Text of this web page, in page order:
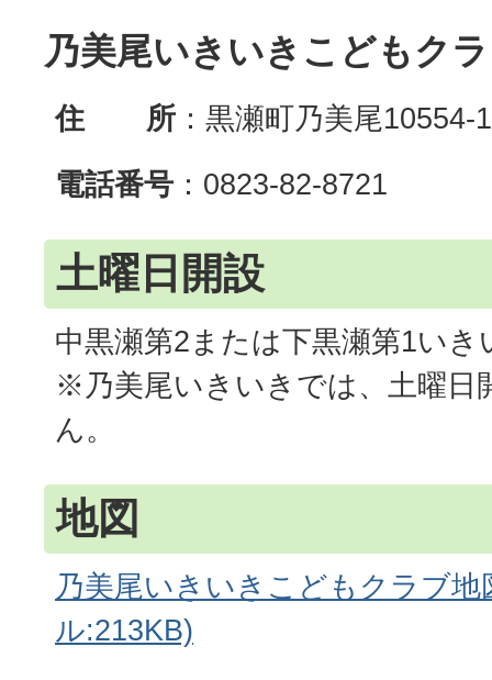
乃美尾いきいきこどもク
住 所 ：黒瀬町乃美尾10554-1
電話番号 ：0823-82-8721
土曜日開設
中黒瀬第2または下黒瀬第1い
※乃美尾いきいきでは、土曜日
ん。
地図
乃美尾いきいきこどもクラブ
ル:213KB)